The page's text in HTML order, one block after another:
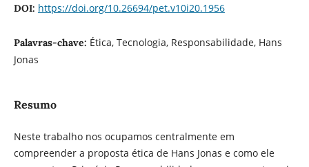
DOI: https://doi.org/10.26694/pet.v10i20.1956
Palavras-chave: Ética, Tecnologia, Responsabilidade, Hans
Jonas
Resumo
Neste trabalho nos ocupamos centralmente em
compreender a proposta ética de Hans Jonas e como ele